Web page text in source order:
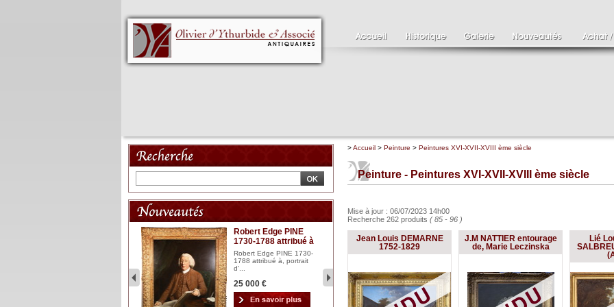
Robert Edge PINE
1730-1788 attribué à
Robert Edge PINE 1730-
1788 attribué à, portrait
d'...
25 000 €
Clément SERVEAU
1886-1972
Clément SERVEAU 1886-
2 500 € 1
>Accueil > Peinture > Peintures XVI-XVII-XVIII ème siècle
Peinture - Peintures XVI-XVII-XVIII ème siècle
Mise à jour : 06/07/2023 14h00
Recherche 262 produits ( 85 - 96 )
Jean Louis DEMARNE
1752-1829
J.M NATTIER entourage
de, Marie Leczinska
Lié